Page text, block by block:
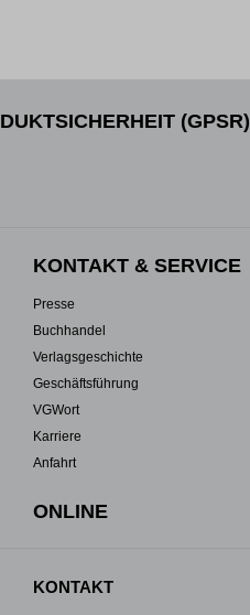
(GPSR)
KONTAKT & SERVICE
Presse
Buchhandel
Verlagsgeschichte
Geschäftsführung
VGWort
Karriere
Anfahrt
ONLINE
KONTAKT